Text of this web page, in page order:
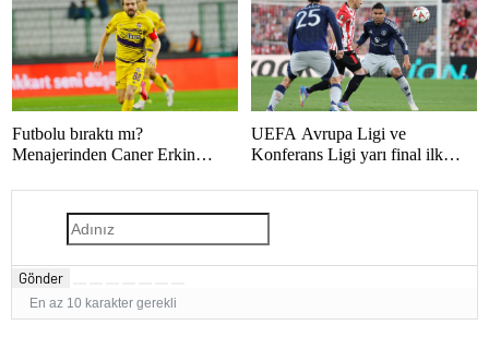
Futbolu bıraktı mı?
Menajerinden Caner Erkin
UEFA Avrupa Ligi ve
Konferans Ligi yarı final ilk
Gönder
En az 10 karakter gerekli